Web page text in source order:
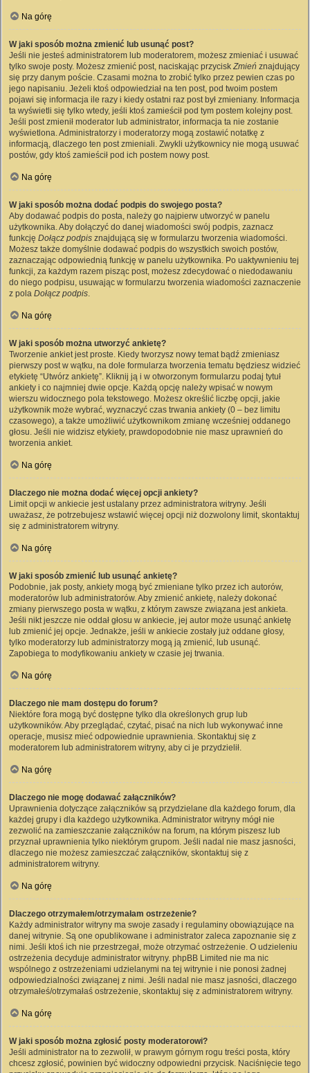
Na górę
W jaki sposób można zmienić lub usunąć post?
Jeśli nie jesteś administratorem lub moderatorem, możesz zmieniać i usuwać
tylko swoje posty. Możesz zmienić post, naciskając przyciskZmień znajdujący
się przy danym poście. Czasami można to zrobić tylko przez pewien czas po
jego napisaniu. Jeżeli ktoś odpowiedział na ten post, pod twoim postem
pojawi się informacja ile razy i kiedy ostatni raz post był zmieniany. Informacja
ta wyświetli się tylko wtedy, jeśli ktoś zamieścił pod tym postem kolejny post.
Jeśli post zmienił moderator lub administrator, informacja ta nie zostanie
wyświetlona. Administratorzy i moderatorzy mogą zostawić notatkę z
informacją, dlaczego ten post zmieniali. Zwykli użytkownicy nie mogą usuwać
postów, gdy ktoś zamieścił pod ich postem nowy post.
Na górę
W jaki sposób można dodać podpis do swojego posta?
Aby dodawać podpis do posta, należy go najpierw utworzyć w panelu
użytkownika. Aby dołączyć do danej wiadomości swój podpis, zaznacz
funkcję Dołącz podpis znajdującą się w formularzu tworzenia wiadomości.
Możesz także domyślnie dodawać podpis do wszystkich swoich postów,
zaznaczając odpowiednią funkcję w panelu użytkownika. Po uaktywnieniu tej
funkcji, za każdym razem pisząc post, możesz zdecydować o niedodawaniu
do niego podpisu, usuwając w formularzu tworzenia wiadomości zaznaczenie
z pola Dołącz podpis.
Na górę
W jaki sposób można utworzyć ankietę?
Tworzenie ankiet jest proste. Kiedy tworzysz nowy temat bądź zmieniasz
pierwszy post w wątku, na dole formularza tworzenia tematu będziesz widzieć
etykietę “Utwórz ankietę”. Kliknij ją i w otworzonym formularzu podaj tytuł
ankiety i co najmniej dwie opcje. Każdą opcję należy wpisać w nowym
wierszu widocznego pola tekstowego. Możesz określić liczbę opcji, jakie
użytkownik może wybrać, wyznaczyć czas trwania ankiety (0 – bez limitu
czasowego), a także umożliwić użytkownikom zmianę wcześniej oddanego
głosu. Jeśli nie widzisz etykiety, prawdopodobnie nie masz uprawnień do
tworzenia ankiet.
Na górę
Dlaczego nie można dodać więcej opcji ankiety?
Limit opcji w ankiecie jest ustalany przez administratora witryny. Jeśli
uważasz, że potrzebujesz wstawić więcej opcji niż dozwolony limit, skontaktuj
się z administratorem witryny.
Na górę
W jaki sposób zmienić lub usunąć ankietę?
Podobnie, jak posty, ankiety mogą być zmieniane tylko przez ich autorów,
moderatorów lub administratorów. Aby zmienić ankietę, należy dokonać
zmiany pierwszego posta w wątku, z którym zawsze związana jest ankieta.
Jeśli nikt jeszcze nie oddał głosu w ankiecie, jej autor może usunąć ankietę
lub zmienić jej opcje. Jednakże, jeśli w ankiecie zostały już oddane głosy,
tylko moderatorzy lub administratorzy mogą ją zmienić, lub usunąć.
Zapobiega to modyfikowaniu ankiety w czasie jej trwania.
Na górę
Dlaczego nie mam dostępu do forum?
Niektóre fora mogą być dostępne tylko dla określonych grup lub
użytkowników. Aby przeglądać, czytać, pisać na nich lub wykonywać inne
operacje, musisz mieć odpowiednie uprawnienia. Skontaktuj się z
moderatorem lub administratorem witryny, aby ci je przydzielił.
Na górę
Dlaczego nie mogę dodawać załączników?
Uprawnienia dotyczące załączników są przydzielane dla każdego forum, dla
każdej grupy i dla każdego użytkownika. Administrator witryny mógł nie
zezwolić na zamieszczanie załączników na forum, na którym piszesz lub
przyznał uprawnienia tylko niektórym grupom. Jeśli nadal nie masz jasności,
dlaczego nie możesz zamieszczać załączników, skontaktuj się z
administratorem witryny.
Na górę
Dlaczego otrzymałem/otrzymałam ostrzeżenie?
Każdy administrator witryny ma swoje zasady i regulaminy obowiązujące na
danej witrynie. Są one opublikowane i administrator zaleca zapoznanie się z
nimi. Jeśli ktoś ich nie przestrzegał, może otrzymać ostrzeżenie. O udzieleniu
ostrzeżenia decyduje administrator witryny. phpBB Limited nie ma nic
wspólnego z ostrzeżeniami udzielanymi na tej witrynie i nie ponosi żadnej
odpowiedzialności związanej z nimi. Jeśli nadal nie masz jasności, dlaczego
otrzymałeś/otrzymałaś ostrzeżenie, skontaktuj się z administratorem witryny.
Na górę
W jaki sposób można zgłosić posty moderatorowi?
Jeśli administrator na to zezwolił, w prawym górnym rogu treści posta, który
chcesz zgłosić, powinien być widoczny odpowiedni przycisk. Naciśnięcie tego